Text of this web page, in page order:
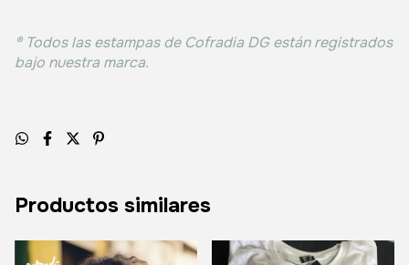
® Todos las estampas de Cofradia DG están registrados
bajo nuestra marca.
Productos similares